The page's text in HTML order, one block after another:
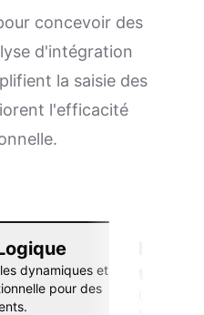
concevoir des
d'intégration
la saisie des
l'efficacité
dynamiques et
pour des